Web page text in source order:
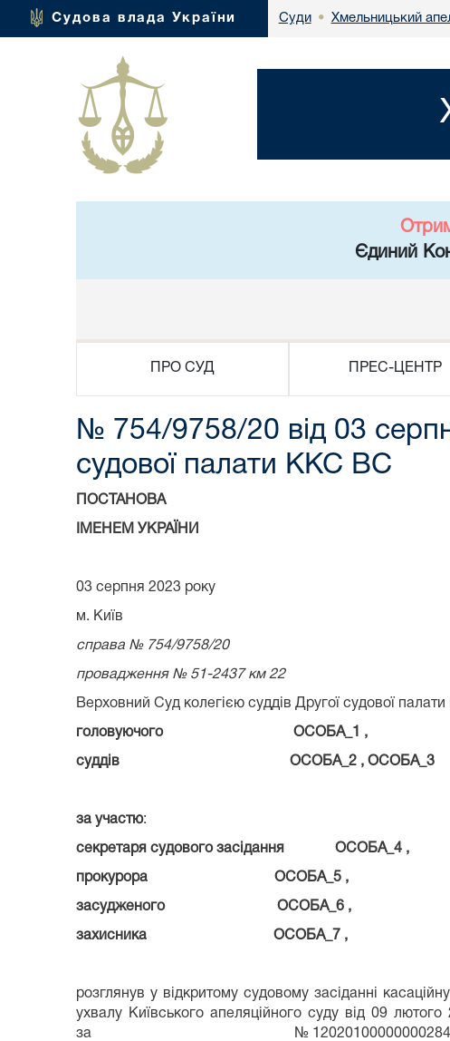
Судова влада України Суди • Хмельницький
Єдиний
ПРО СУД ПРЕС-ЦЕНТР
№ 754/9758/20 від 03
судової палати ККС ВС
ПОСТАНОВА
ІМЕНЕМ УКРАЇНИ
03 серпня 2023 року
м. Київ
справа № 754/9758/20
провадження № 51-2437 км 22
Верховний Суд колегією суддів Другої судової
головуючого ОСОБА_1 ,
суддів ОСОБА_2 , ОСОБА_3
за участю:
секретаря судового засідання ОСОБА_4 ,
прокурора ОСОБА_5 ,
засудженого ОСОБА_6 ,
захисника ОСОБА_7 ,
розглянув у відкритому судовому засіданні
ухвалу Київського апеляційного суду від 09
за № 12020100000000284, за